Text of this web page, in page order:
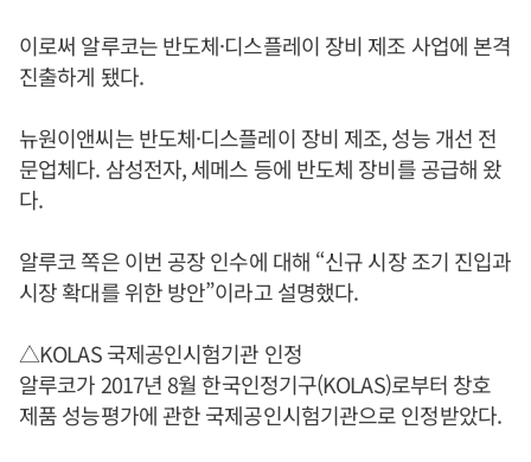
이로써 알루코는 반도체·디스플레이 장비 제조 사업에 본격
진출하게 됐다.
뉴원이앤씨는 반도체·디스플레이 장비 제조, 성능 개선 전
문업체다. 삼성전자, 세메스 등에 반도체 장비를 공급해 왔
다.
알루코 쪽은 이번 공장 인수에 대해 “신규 시장 조기 진입과
시장 확대를 위한 방안”이라고 설명했다.
△KOLAS 국제공인시험기관 인정
알루코가 2017년 8월 한국인정기구(KOLAS)로부터 창호
제품 성능평가에 관한 국제공인시험기관으로 인정받았다.